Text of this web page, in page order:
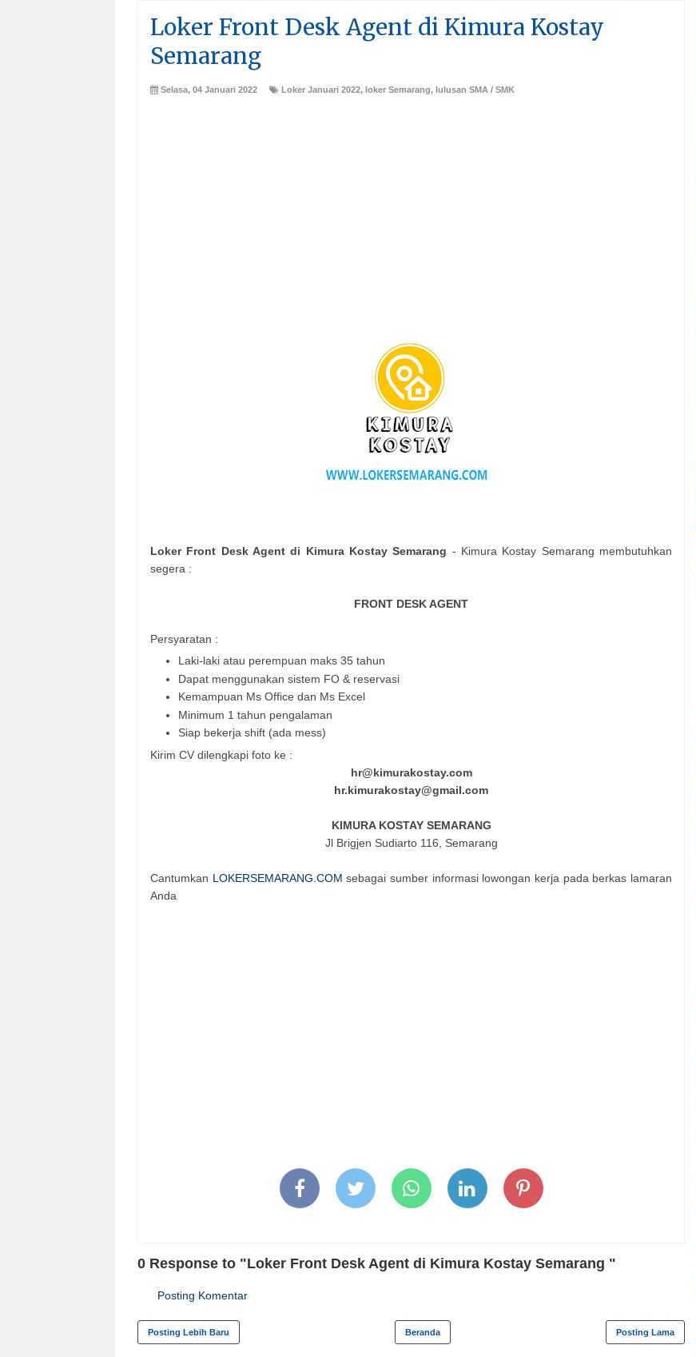
Loker Front Desk Agent di Kimura Kostay
Semarang
Selasa, 04 Januari 2022 Loker Januari 2022, loker Semarang, lulusan SMA / SMK
Loker Front Desk Agent di Kimura Kostay Semarang - Kimura Kostay Semarang membutuhkan
segera :
FRONT DESK AGENT
Persyaratan :
Laki-laki atau perempuan maks 35 tahun
Dapat menggunakan sistem FO & reservasi
Kemampuan Ms Office dan Ms Excel
Minimum 1 tahun pengalaman
Siap bekerja shift (ada mess)
Kirim CV dilengkapi foto ke :
hr@kimurakostay.com
hr.kimurakostay@gmail.com
KIMURA KOSTAY SEMARANG
Jl Brigjen Sudiarto 116, Semarang
Cantumkan LOKERSEMARANG.COM sebagai sumber informasi lowongan kerja pada berkas lamaran
Anda
0 Response to "Loker Front Desk Agent di Kimura Kostay Semarang "
Posting Komentar
Posting Lebih Baru Posting Lama
Beranda